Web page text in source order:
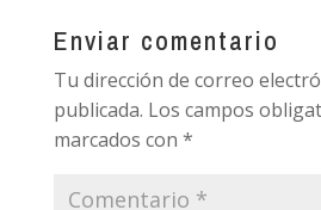
Enviar comentario
Tu dirección de correo
publicada. Los campos
marcados con *